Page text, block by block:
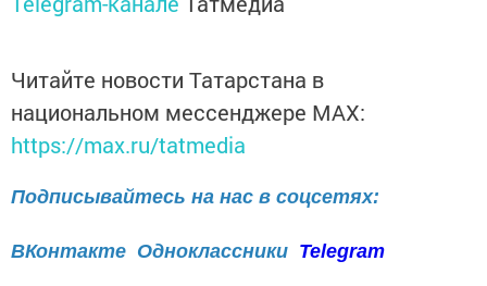
Читайте новости Татарстана в
национальном мессенджере MАХ:
https://max.ru/tatmedia
Подписывайтесь на нас в соцсетях:
ВКонтакте Одноклассники Telegram